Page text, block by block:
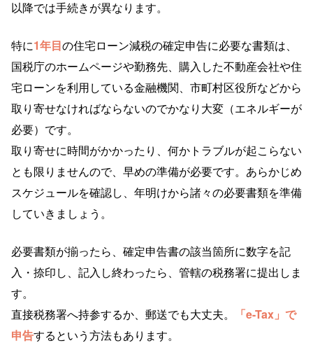
以降では手続きが異なります。
特に1年目の住宅ローン減税の確定申告に必要な書類は、
国税庁のホームページや勤務先、購入した不動産会社や住
宅ローンを利用している金融機関、市町村区役所などから
取り寄せなければならないのでかなり大変（エネルギーが
必要）です。
取り寄せに時間がかかったり、何かトラブルが起こらない
とも限りませんので、早めの準備が必要です。あらかじめ
スケジュールを確認し、年明けから諸々の必要書類を準備
していきましょう。
必要書類が揃ったら、確定申告書の該当箇所に数字を記
入・捺印し、記入し終わったら、管轄の税務署に提出しま
す。
直接税務署へ持参するか、郵送でも大丈夫。
「e-Tax」で
申告するという方法もあります。